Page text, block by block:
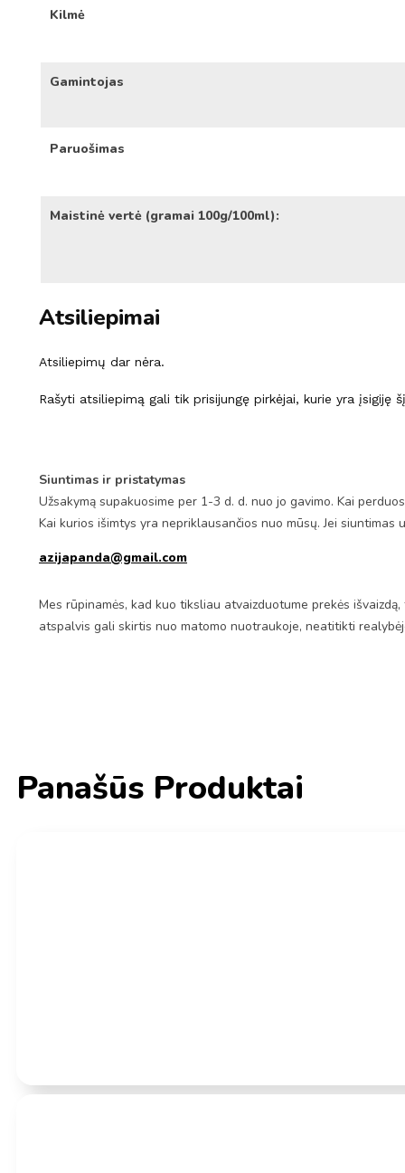
Kilmė
Gamintojas
Paruošimas
Maistinė vertė (gramai 100g/100ml):
Atsiliepimai
Atsiliepimų dar nėra.
Rašyti atsiliepimą gali tik prisijungę pirkėjai, kurie yra įsigiję
Siuntimas ir pristatymas
Užsakymą supakuosime per 1-3 d. d. nuo jo gavimo. Kai
Kai kurios išimtys yra nepriklausančios nuo mūsų. Jei siuntimas
azijapanda@gmail.com
Mes rūpinamės, kad kuo tiksliau atvaizduotume prekės
atspalvis gali skirtis nuo matomo nuotraukoje, neatitikti
Panašūs Produktai